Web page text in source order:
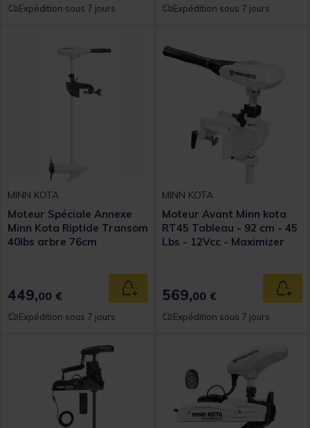
Expédition sous 7 jours Expédition sous 7 jours
MINN KOTA
Moteur Spéciale Annexe
Minn Kota Riptide Transom
40lbs arbre 76cm
449,00 € Ajouter au panier
Expédition sous 7 jours
MINN KOTA
Moteur Avant Minn kota
RT45 Tableau - 92 cm - 45
Lbs - 12Vcc - Maximizer
569,00 €
Expédition sous 7 jours